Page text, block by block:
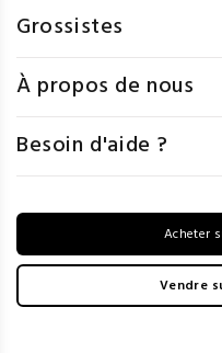
Grossistes
À propos de nous
Besoin d'aide ?
Acheter
Vendre